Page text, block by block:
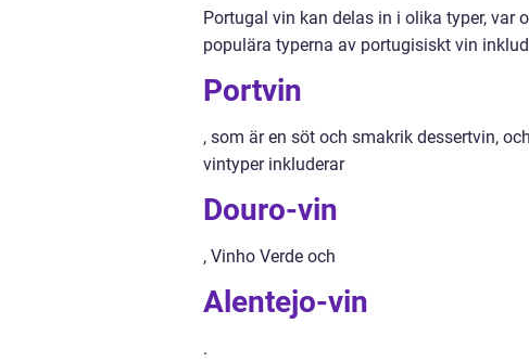
Portugal vin kan delas in i olika typer, var
populära typerna av portugisiskt vin
Portvin
, som är en söt och smakrik dessertvin,
vintyper inkluderar
Douro-vin
, Vinho Verde och
Alentejo-vin
.